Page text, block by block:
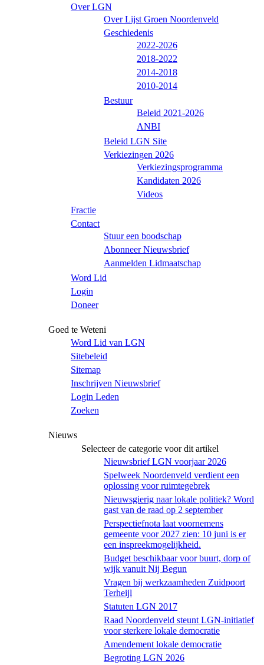
Over LGN
Over Lijst Groen Noordenveld
Geschiedenis
2022-2026
2018-2022
2014-2018
2010-2014
Bestuur
Beleid 2021-2026
ANBI
Beleid LGN Site
Verkiezingen 2026
Verkiezingsprogramma
Kandidaten 2026
Videos
Fractie
Contact
Stuur een boodschap
Abonneer Nieuwsbrief
Aanmelden Lidmaatschap
Word Lid
Login
Doneer
Goed te Weteni
Word Lid van LGN
Sitebeleid
Sitemap
Inschrijven Nieuwsbrief
Login Leden
Zoeken
Nieuws
Selecteer de categorie voor dit artikel
Nieuwsbrief LGN voorjaar 2026
Spelweek Noordenveld verdient een
oplossing voor ruimtegebrek
Nieuwsgierig naar lokale politiek? Word
gast van de raad op 2 september
Perspectiefnota laat voornemens
gemeente voor 2027 zien: 10 juni is er
een inspreekmogelijkheid.
Budget beschikbaar voor buurt, dorp of
wijk vanuit Nij Begun
Vragen bij werkzaamheden Zuidpoort
Terheijl
Statuten LGN 2017
Raad Noordenveld steunt LGN-initiatief
voor sterkere lokale democratie
Amendement lokale democratie
Begroting LGN 2026